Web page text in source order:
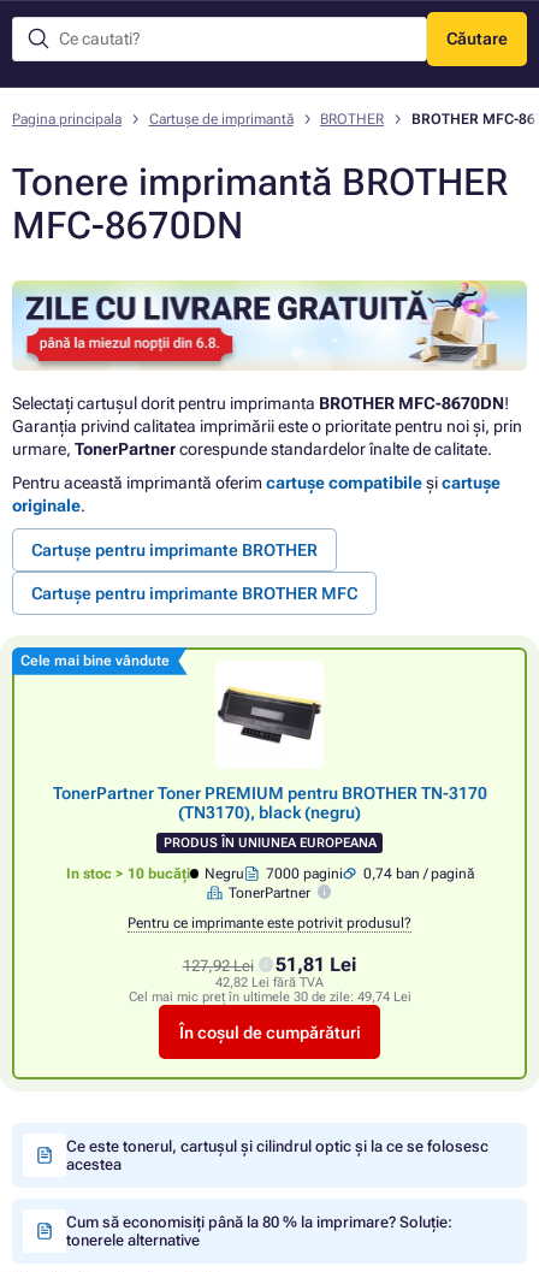
Căutare
Meniu
Pagina principala Cartușe de imprimantă BROTHER BROTHER MFC-
Tonere imprimantă BROTHER
MFC-8670DN
Selectați cartușul dorit pentru imprimanta BROTHER MFC-8670DN!
Garanția privind calitatea imprimării este o prioritate pentru noi și, prin
urmare, TonerPartnercorespunde standardelor înalte de calitate.
Pentru această imprimantă oferimcartușe compatibileșicartușe
originale.
Cartușe pentru imprimante BROTHER
Cartușe pentru imprimante BROTHER MFC
Cele mai bine vândute
TonerPartner Toner PREMIUM pentru BROTHER TN-3170
(TN3170), black (negru)
PRODUS ÎN UNIUNEA EUROPEANA
In stoc > 10 bucăți Negru 7000 pagini
0,74 ban / pagină
TonerPartner
Pentru ce imprimante este potrivit produsul?
127,92 Lei 51,81 Lei
42,82 Lei fără TVA
Cel mai mic preț în ultimele 30 de zile: 49,74 Lei
În coșul de cumpărături
Ce este tonerul, cartușul și cilindrul optic și la ce se folosesc
acestea
Cum să economisiți până la 80 % la imprimare? Soluție:
tonerele alternative